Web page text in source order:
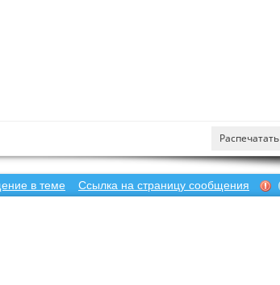
Распечатать
в теме Ссылка на страницу сообщения